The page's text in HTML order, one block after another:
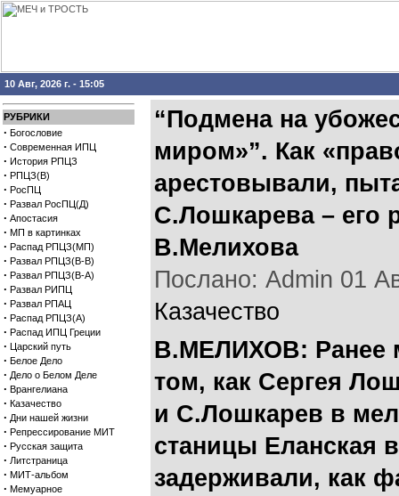
10 Авг, 2026 г. - 15:05
РУБРИКИ
· Богословие
· Современная ИПЦ
· История РПЦЗ
· РПЦЗ(В)
· РосПЦ
· Развал РосПЦ(Д)
· Апостасия
· МП в картинках
· Распад РПЦЗ(МП)
· Развал РПЦЗ(В-В)
· Развал РПЦЗ(В-А)
· Развал РИПЦ
· Развал РПАЦ
· Распад РПЦЗ(А)
· Распад ИПЦ Греции
· Царский путь
· Белое Дело
· Дело о Белом Деле
· Врангелиана
· Казачество
· Дни нашей жизни
· Репрессирование МИТ
· Русская защита
· Литстраница
· МИТ-альбом
· Мемуарное
“Подмена на
миром»”. Как
арестовывали,
С.Лошкарева – его
В.Мелихова
Послано: Admin 01
Казачество
В.МЕЛИХОВ: Ранее
том, как Сергея
и С.Лошкарев в
станицы Еланская
задерживали, как